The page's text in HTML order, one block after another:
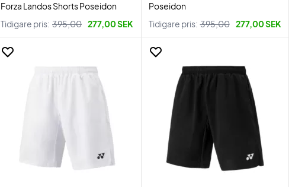
Forza Landos Shorts Poseidon
Tidigare pris: 395,00 277,00 SEK
Poseidon
Tidigare pris: 395,00 277,00 SEK